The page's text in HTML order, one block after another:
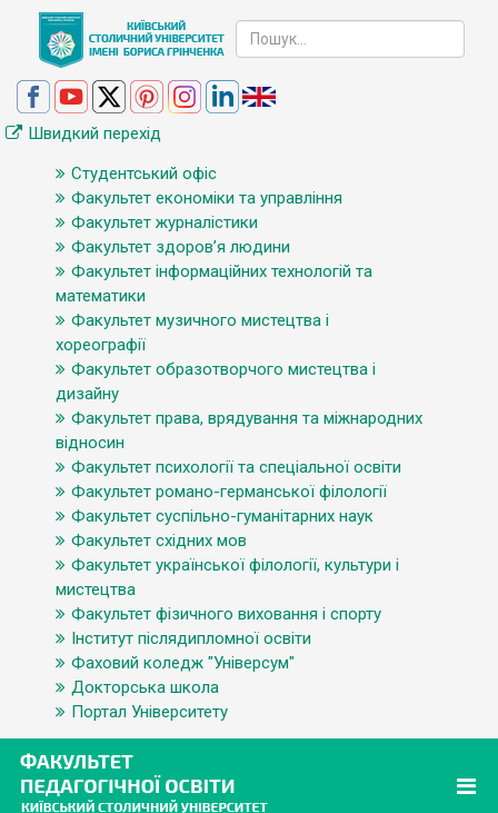
Швидкий перехід
Студентський офіс
Факультет економіки та управління
Факультет журналістики
Факультет здоров’я людини
Факультет інформаційних технологій та
математики
Факультет музичного мистецтва і
хореографії
Факультет образотворчого мистецтва і
дизайну
Факультет права, врядування та міжнародних
відносин
Факультет психології та спеціальної освіти
Факультет романо-германської філології
Факультет суспільно-гуманітарних наук
Факультет східних мов
Факультет української філології, культури і
мистецтва
Факультет фізичного виховання і спорту
Інститут післядипломної освіти
Фаховий коледж "Універсум"
Докторська школа
Портал Університету